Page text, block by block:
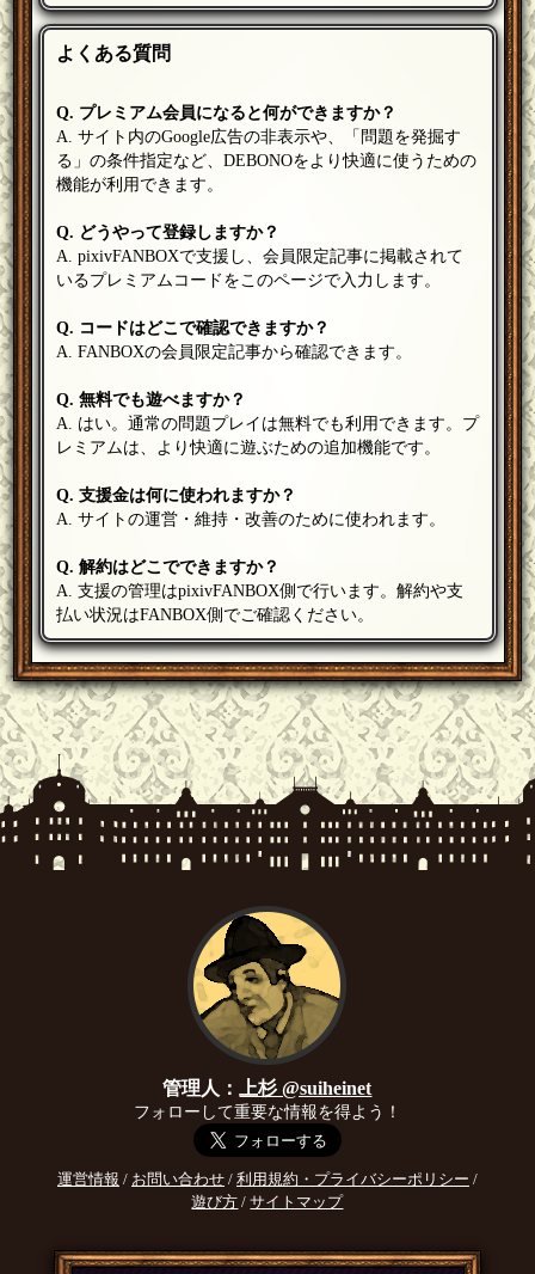
よくある質問
Q. プレミアム会員になると何ができますか？
A. サイト内のGoogle広告の非表示や、「問題を発掘す
る」の条件指定など、DEBONOをより快適に使うための
機能が利用できます。
Q. どうやって登録しますか？
A. pixivFANBOXで支援し、会員限定記事に掲載されて
いるプレミアムコードをこのページで入力します。
Q. コードはどこで確認できますか？
A. FANBOXの会員限定記事から確認できます。
Q. 無料でも遊べますか？
A. はい。通常の問題プレイは無料でも利用できます。プ
レミアムは、より快適に遊ぶための追加機能です。
Q. 支援金は何に使われますか？
A. サイトの運営・維持・改善のために使われます。
Q. 解約はどこでできますか？
A. 支援の管理はpixivFANBOX側で行います。解約や支
払い状況はFANBOX側でご確認ください。
管理人：上杉 @suiheinet
フォローして重要な情報を得よう！
運営情報 / お問い合わせ/ 利用規約・プライバシーポリシー /
遊び方 /サイトマップ